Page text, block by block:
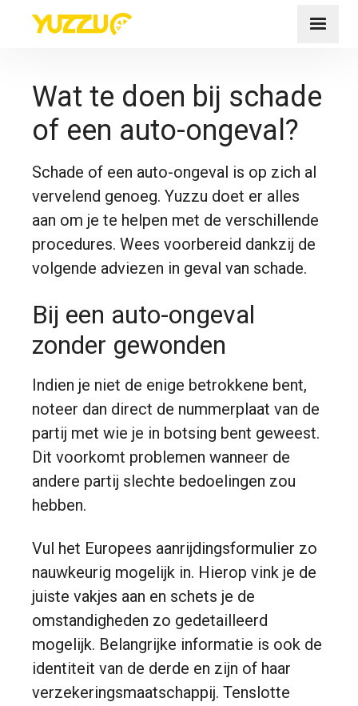
Wat te doen bij schade
of een auto-ongeval?
Schade of een auto-ongeval is op zich al
vervelend genoeg. Yuzzu doet er alles
aan om je te helpen met de verschillende
procedures. Wees voorbereid dankzij de
volgende adviezen in geval van schade.
Bij een auto-ongeval
zonder gewonden
Indien je niet de enige betrokkene bent,
noteer dan direct de nummerplaat van de
partij met wie je in botsing bent geweest.
Dit voorkomt problemen wanneer de
andere partij slechte bedoelingen zou
hebben.
Vul het Europees aanrijdingsformulier zo
nauwkeurig mogelijk in. Hierop vink je de
juiste vakjes aan en schets je de
omstandigheden zo gedetailleerd
mogelijk. Belangrijke informatie is ook de
identiteit van de derde en zijn of haar
verzekeringsmaatschappij. Tenslotte